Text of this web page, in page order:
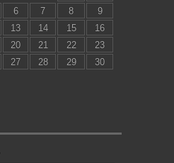
6 7 8
9
13 14 15
16
20 21 22
23
27 28 29
30